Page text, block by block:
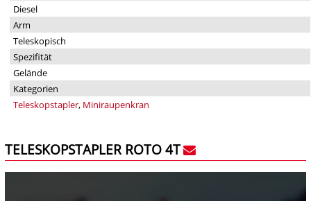
Diesel
Arm
Teleskopisch
Spezifität
Gelände
Kategorien
Teleskopstapler, Miniraupenkran
TELESKOPSTAPLER ROTO 4T